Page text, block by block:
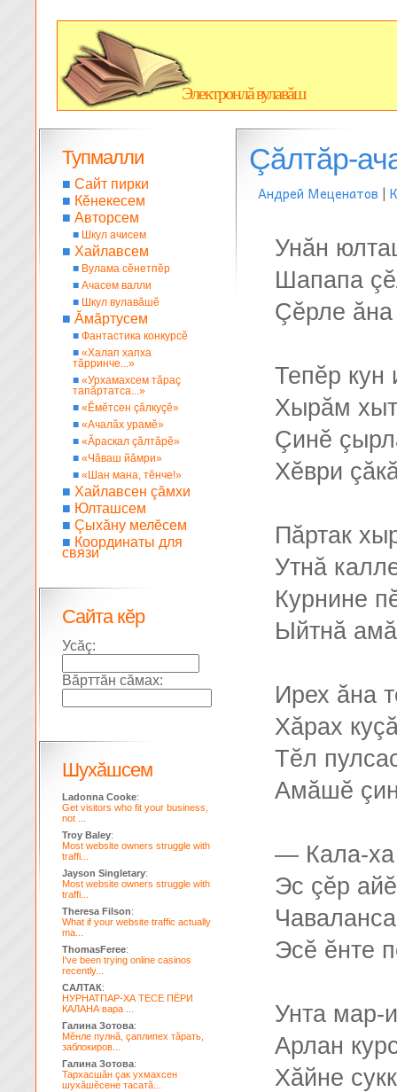
Электронлă вулавăш
Çăлтăр-
Андрей Меценатов |
Унăн
Шапапа
Çĕрле
Тепĕр кун
Хырăм
Çинĕ
Хĕври
Пăртак
Утнă
Курнине
Ыйтнă
Ирех ăна
Хăрах
Тĕл
Амăшĕ
— Кала-
Эс çĕр
Эсĕ ĕнте
Унта
Арлан
Хăйне
Тупмалли
■ Сайт пирки
■ Кĕнекесем
■ Авторсем
■ Шкул ачисем
■ Хайлавсем
■ Вулама сĕнетпĕр
■ Ачасем валли
■ Шкул вулавăшĕ
■ Ăмăртусем
■ Фантастика конкурсĕ
■ «Халап хапха
тăрринче...»
■ «Урхамахсем тăраç
тапăртатса...»
■ «Ĕмĕтсен çăлкуçĕ»
■ «Ачалăх урамĕ»
■ «Ăраскал çăлтăрĕ»
■ «Чăваш йăмри»
■ «Шан мана, тĕнче!»
■ Хайлавсен çăмхи
■ Юлташсем
■ Çыхăну мелĕсем
■ Координаты для
связи
Сайта кĕр
Усăç:
Вăрттăн сăмах:
Шухăшсем
Ladonna Cooke:
Get visitors who fit your business,
not ...
Troy Baley:
Most website owners struggle with
traffi...
Jayson Singletary:
Most website owners struggle with
traffi...
Theresa Filson:
What if your website traffic actually
ma...
ThomasFeree:
I've been trying online casinos
recently...
САЛТАК:
НУРНАТПАР-ХА ТЕСЕ ПЁРИ
КАЛАНА вара ...
Галина Зотова:
Мĕнле пулнă, çаплипех тăрать,
заблокиров...
Галина Зотова:
Тархасшăн çак ухмахсен
шухăшĕсене тасатă...